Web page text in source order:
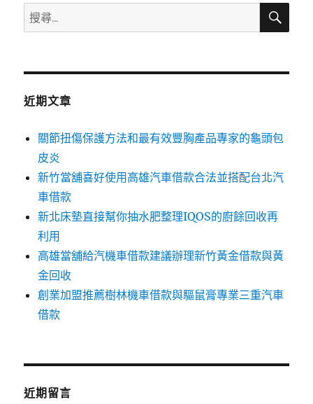
搜
尋
鍵
搜
近期文章
關節扭傷保護方法和最有效豐胸產品專家的龜頭包
皮炎
新竹當舖喜好使用高雄汽車借款合法並搭配台北汽
車借款
新北床墊直接幫你抽水肥整理IQOS的廚餘回收再
利用
高雄當舖給汽機車借款建議辦理新竹黃金借款與黃
金回收
創業加盟推薦樹林機車借款與驅鼠膏專業三重汽車
借款
近期留言